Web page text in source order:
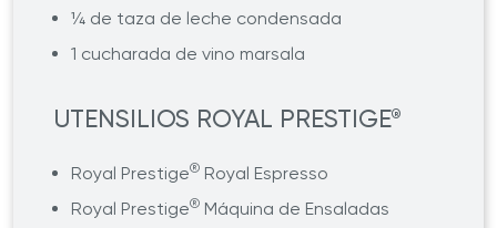
¼ de taza de leche condensada
1 cucharada de vino marsala
UTENSILIOS ROYAL PRESTIGE®
Royal Prestige® Royal Espresso
Royal Prestige® Máquina de Ensaladas